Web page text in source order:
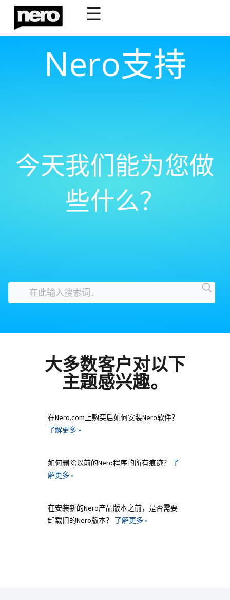
☰
Nero支持
今天我们能为您做
些什么？
大多数客户对以下
主题感兴趣。
在Nero.com上购买后如何安装Nero软件？
了解更多 »
如何删除以前的Nero程序的所有痕迹？
了
解更多 »
在安装新的Nero产品版本之前，是否需要
卸载旧的Nero版本？
了解更多 »